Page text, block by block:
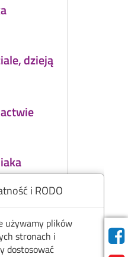
dzieją
i RODO
używamy plików
stronach i
dostosować